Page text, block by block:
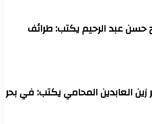
حسن عبد الرحيم يكتب: طرائف
العابدين المحامي يكتب: في بحر